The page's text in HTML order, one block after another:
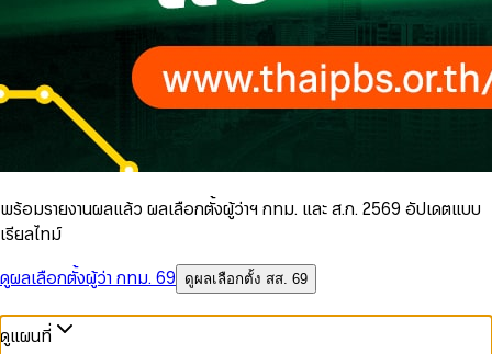
พร้อมรายงานผลแล้ว ผลเลือกตั้งผู้ว่าฯ กทม. และ ส.ก. 2569 อัปเดตแบบ
เรียลไทม์
ดูผลเลือกตั้งผู้ว่า กทม. 69
ดูผลเลือกตั้ง สส. 69
ดูแผนที่